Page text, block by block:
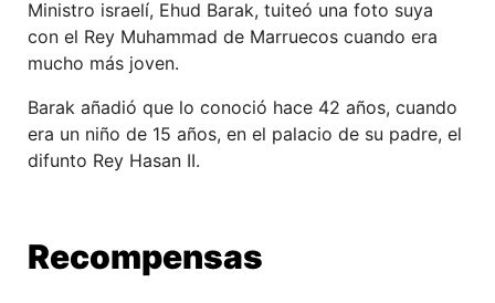
Ministro israelí, Ehud Barak, tuiteó una foto suya
con el Rey Muhammad de Marruecos cuando era
mucho más joven.
Barak añadió que lo conoció hace 42 años, cuando
era un niño de 15 años, en el palacio de su padre, el
difunto Rey Hasan II.
Recompensas